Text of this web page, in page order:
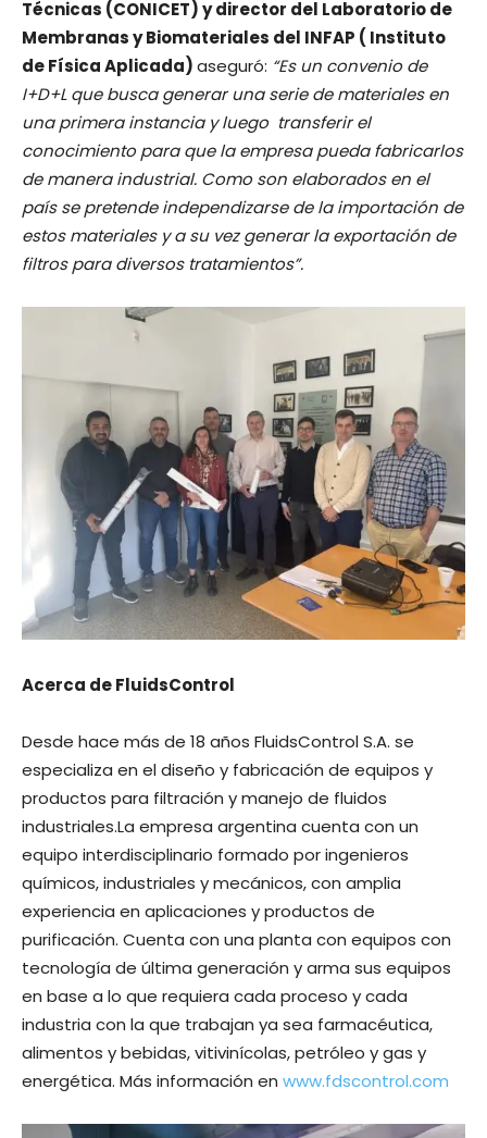
Técnicas (CONICET) y director del Laboratorio de
Membranas y Biomateriales del INFAP ( Instituto
de Física Aplicada)aseguró: “Es un convenio de
I+D+L que busca generar una serie de materiales en
una primera instancia y luego transferir el
conocimiento para que la empresa pueda fabricarlos
de manera industrial. Como son elaborados en el
país se pretende independizarse de la importación de
estos materiales y a su vez generar la exportación de
filtros para diversos tratamientos”.
Acerca de FluidsControl
Desde hace más de 18 años FluidsControl S.A. se
especializa en el diseño y fabricación de equipos y
productos para filtración y manejo de fluidos
industriales.La empresa argentina cuenta con un
equipo interdisciplinario formado por ingenieros
químicos, industriales y mecánicos, con amplia
experiencia en aplicaciones y productos de
purificación. Cuenta con una planta con equipos con
tecnología de última generación y arma sus equipos
en base a lo que requiera cada proceso y cada
industria con la que trabajan ya sea farmacéutica,
alimentos y bebidas, vitivinícolas, petróleo y gas y
energética. Más información en www.fdscontrol.com